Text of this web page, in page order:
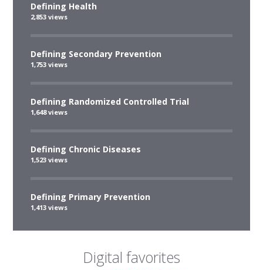
Defining Health
2,853 views
Defining Secondary Prevention
1,753 views
Defining Randomized Controlled Trial
1,648 views
Defining Chronic Diseases
1,523 views
Defining Primary Prevention
1,413 views
Digital favorites